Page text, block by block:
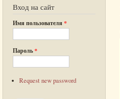
Вход на сайт
Имя пользователя *
Пароль*
Request new password